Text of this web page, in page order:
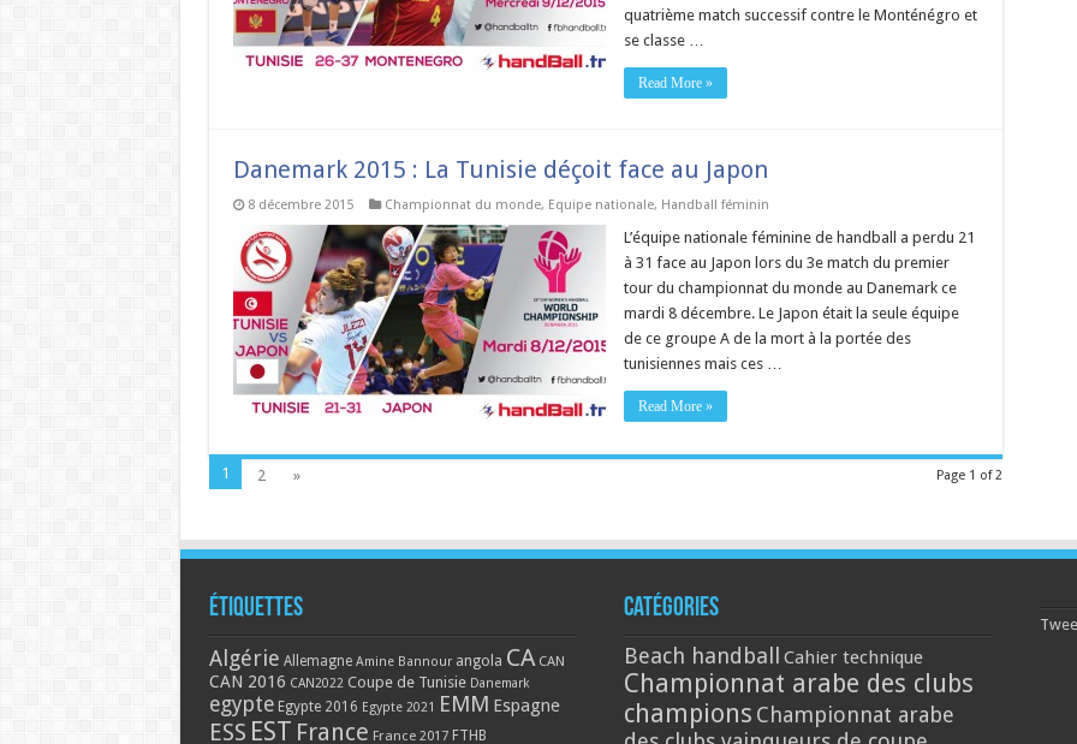
quatrième match successif contre le Monténégro et
se classe …
Read More »
Danemark 2015 : La Tunisie déçoit face au Japon
8 décembre 2015 Championnat du monde, Equipe nationale, Handball féminin
L’équipe nationale féminine de handball a perdu 21
à 31 face au Japon lors du 3e match du premier
tour du championnat du monde au Danemark ce
mardi 8 décembre. Le Japon était la seule équipe
de ce groupe A de la mort à la portée des
tunisiennes mais ces …
Read More »
Page 1 of 2
1 2 »
Étiquettes
Algérie Allemagne Amine Bannour angola CA CAN
CAN 2016 CAN2022 Coupe de Tunisie Danemark
egypte Egypte 2016 Egypte 2021 EMM Espagne
ESS EST France France 2017 FTHB
Catégories
Beach handball Cahier technique
Championnat arabe des clubs
champions Championnat arabe